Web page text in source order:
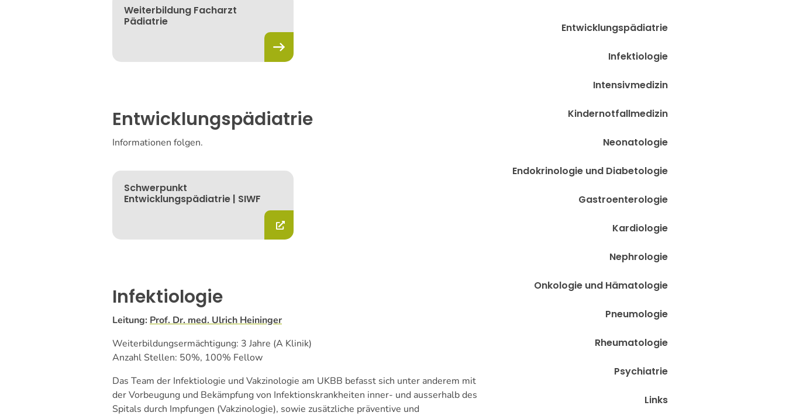
Weiterbildung Facharzt
Pädiatrie
Entwicklungspädiatrie
Informationen folgen.
Schwerpunkt
Entwicklungspädiatrie | SIWF
Infektiologie
Leitung: Prof. Dr. med. Ulrich Heininger
Weiterbildungsermächtigung: 3 Jahre (A Klinik)
Anzahl Stellen: 50%, 100% Fellow
Das Team der Infektiologie und Vakzinologie am UKBB befasst sich unter anderem mit
der Vorbeugung und Bekämpfung von Infektionskrankheiten inner- und ausserhalb des
Spitals durch Impfungen (Vakzinologie), sowie zusätzliche präventive und
Entwicklungspädiatrie
Infektiologie
Intensivmedizin
Kindernotfallmedizin
Neonatologie
Endokrinologie und Diabetologie
Gastroenterologie
Kardiologie
Nephrologie
Onkologie und Hämatologie
Pneumologie
Rheumatologie
Psychiatrie
Links